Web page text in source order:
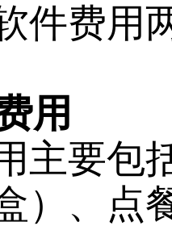
件费用
用
主要包
）、点